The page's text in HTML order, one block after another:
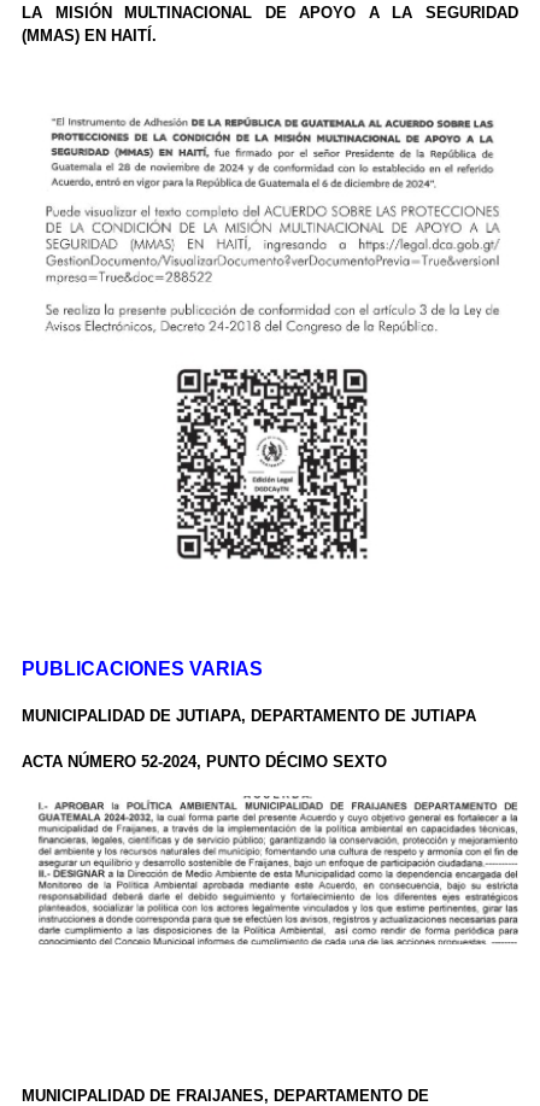
LA MISIÓN MULTINACIONAL DE APOYO A LA SEGURIDAD
(MMAS) EN HAITÍ.
PUBLICACIONES VARIAS
MUNICIPALIDAD DE JUTIAPA, DEPARTAMENTO DE JUTIAPA
ACTA NÚMERO 52-2024, PUNTO DÉCIMO SEXTO
MUNICIPALIDAD DE FRAIJANES, DEPARTAMENTO DE